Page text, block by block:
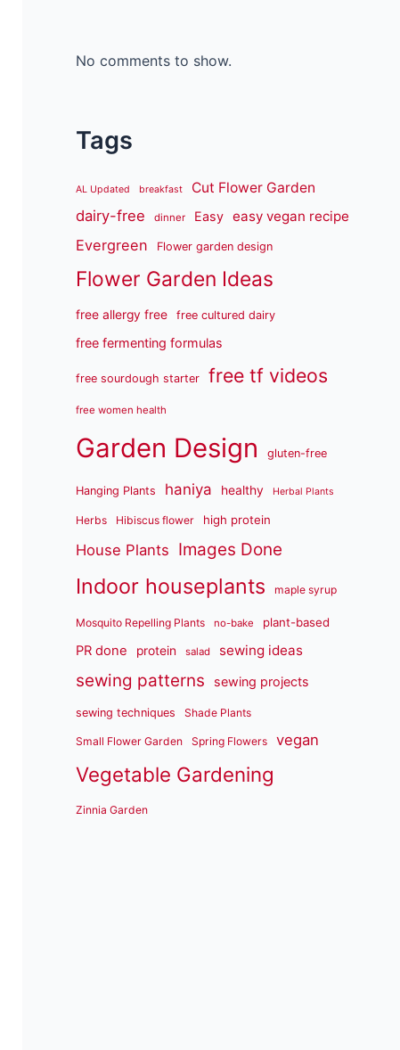
No comments to show.
Tags
AL Updated breakfast Cut Flower Garden
dairy-free dinner Easy easy vegan recipe
Evergreen Flower garden design
Flower Garden Ideas
free allergy free free cultured dairy
free fermenting formulas
free sourdough starter free tf videos
free women health
Garden Design gluten-free
Hanging Plants haniya healthy Herbal Plants
Herbs Hibiscus flower high protein
House Plants Images Done
Indoor houseplants maple syrup
Mosquito Repelling Plants no-bake plant-based
PR done protein salad sewing ideas
sewing patterns sewing projects
sewing techniques Shade Plants
Small Flower Garden Spring Flowers vegan
Vegetable Gardening
Zinnia Garden